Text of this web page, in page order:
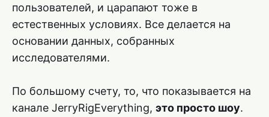
пользователей, и царапают тоже в
естественных условиях. Все делается на
основании данных, собранных
исследователями.
По большому счету, то, что показывается на
канале JerryRigEverything, это просто шоу.